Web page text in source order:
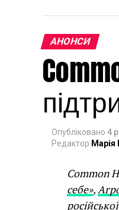
Фото
АНОНСИ
Опубліковано 4
Редактор
Common
себе»,